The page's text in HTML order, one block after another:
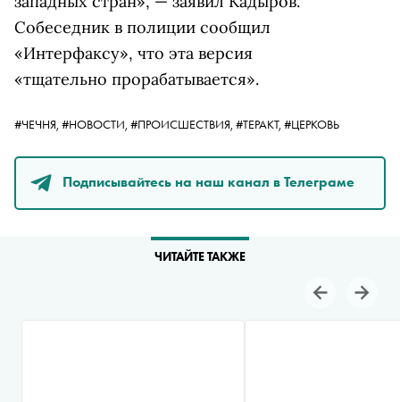
Собеседник в полиции сообщил
«Интерфаксу», что эта версия
«тщательно прорабатывается».
#ЧЕЧНЯ, #НОВОСТИ, #ПРОИСШЕСТВИЯ, #ТЕРАКТ, #ЦЕРКОВЬ
Подписывайтесь на наш канал в Телеграме
ЧИТАЙТЕ ТАКЖЕ